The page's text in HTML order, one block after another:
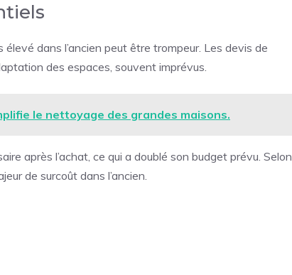
dans l’ancien peut être trompeur. Les devis de
des espaces, souvent imprévus.
le nettoyage des grandes maisons.
après l’achat, ce qui a doublé son budget prévu. Selon
de surcoût dans l’ancien.